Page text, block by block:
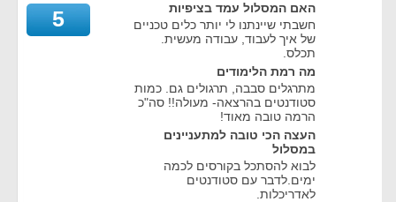
האם המסלול עמד בציפיות
חשבתי שיינתנו לי יותר כלים טכניים
של איך לעבוד, עבודה מעשית.
תכלס.
מה רמת הלימודים
מתרגלים סבבה, תרגולים גם. כמות
סטודנטים בהרצאה- מעולה!! סה"כ
הרמה טובה מאוד!
העצה הכי טובה למתעניינים
במסלול
לבוא להסתכל בקורסים לכמה
ימים.לדבר עם סטודנטים
לאדריכלות.
5